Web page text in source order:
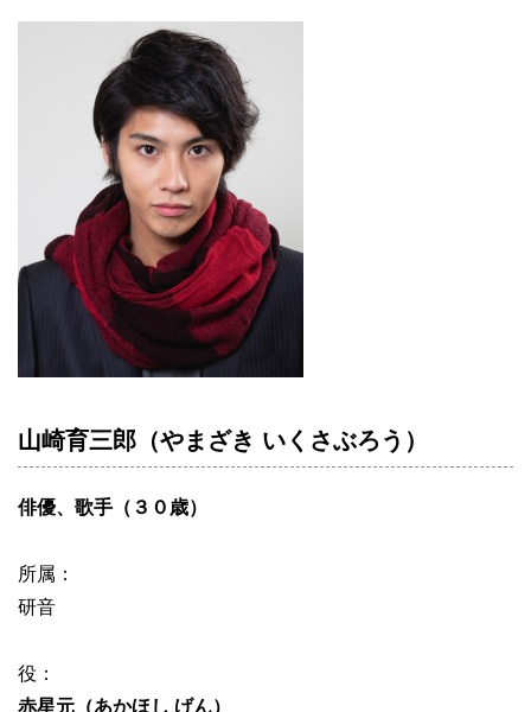
山崎育三郎（やまざき いくさぶろう）
俳優、歌手（３０歳）
所属：
研音
役：
赤星元（あかほし げん）